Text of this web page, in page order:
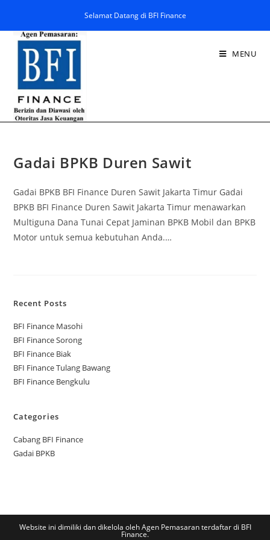
Selamat Datang di BFI Finance
MENU
Gadai BPKB Duren Sawit
Gadai BPKB BFI Finance Duren Sawit Jakarta Timur Gadai
BPKB BFI Finance Duren Sawit Jakarta Timur menawarkan
Multiguna Dana Tunai Cepat Jaminan BPKB Mobil dan BPKB
Motor untuk semua kebutuhan Anda.…
Recent Posts
BFI Finance Masohi
BFI Finance Sorong
BFI Finance Biak
BFI Finance Tulang Bawang
BFI Finance Bengkulu
Categories
Cabang BFI Finance
Gadai BPKB
Website ini dimiliki dan dikelola oleh Agen Pemasaran terdaftar di BFI
Finance.